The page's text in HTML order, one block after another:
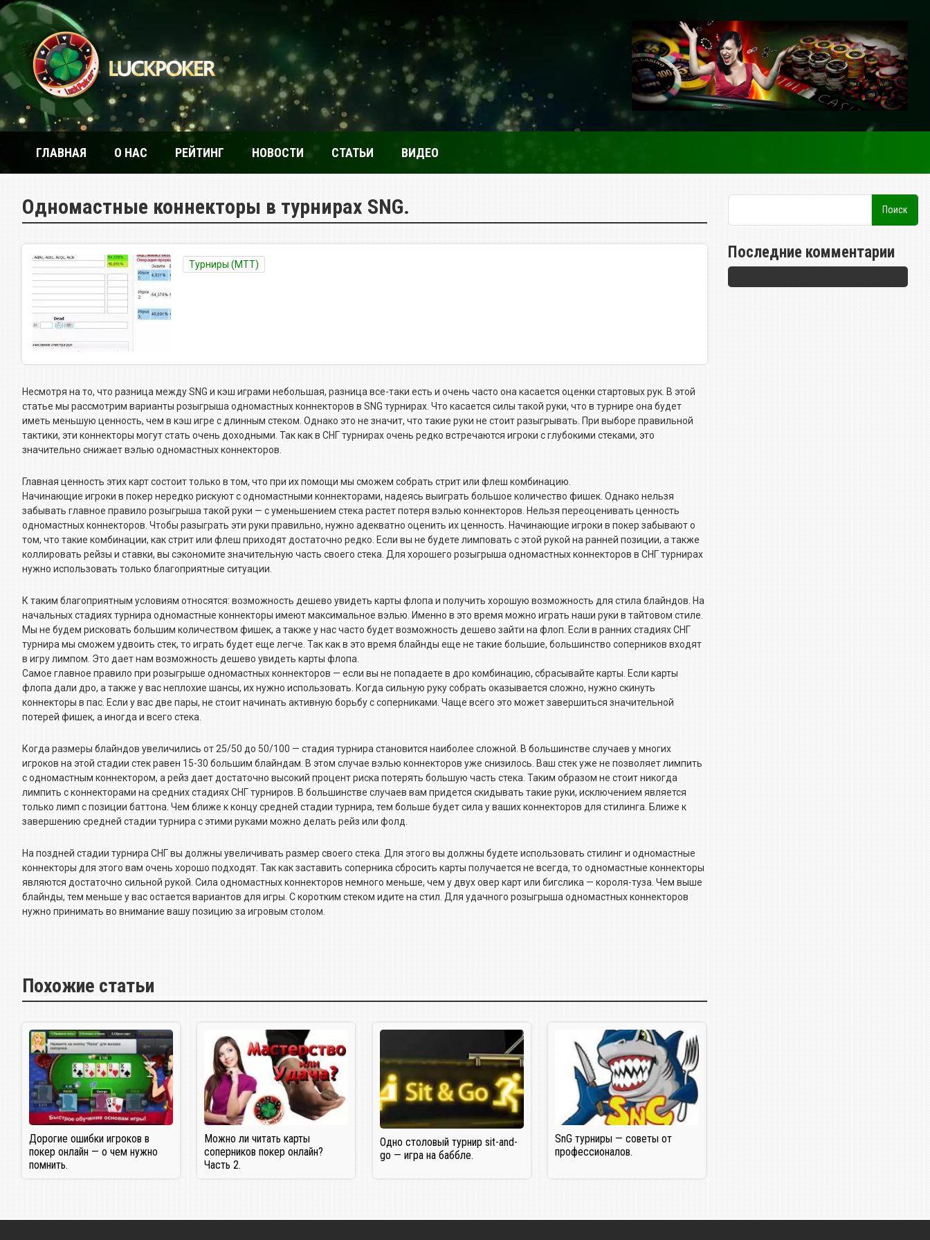
ГЛАВНАЯ О НАС РЕЙТИНГ НОВОСТИ СТАТЬИ ВИДЕО
Одномастные коннекторы в турнирах SNG.
Турниры (МТТ)
Несмотря на то, что разница между SNG и кэш играми небольшая, разница все-таки есть и очень часто она касается оценки стартовых рук. В этой
статье мы рассмотрим варианты розыгрыша одномастных коннекторов в SNG турнирах. Что касается силы такой руки, что в турнире она будет
иметь меньшую ценность, чем в кэш игре с длинным стеком. Однако это не значит, что такие руки не стоит разыгрывать. При выборе правильной
тактики, эти коннекторы могут стать очень доходными. Так как в СНГ турнирах очень редко встречаются игроки с глубокими стеками, это
значительно снижает вэлью одномастных коннекторов.
Главная ценность этих карт состоит только в том, что при их помощи мы сможем собрать стрит или флеш комбинацию.
Начинающие игроки в покер нередко рискуют с одномастными коннекторами, надеясь выиграть большое количество фишек. Однако нельзя
забывать главное правило розыгрыша такой руки — с уменьшением стека растет потеря вэлью коннекторов. Нельзя переоценивать ценность
одномастных коннекторов. Чтобы разыграть эти руки правильно, нужно адекватно оценить их ценность. Начинающие игроки в покер забывают о
том, что такие комбинации, как стрит или флеш приходят достаточно редко. Если вы не будете лимповать с этой рукой на ранней позиции, а также
коллировать рейзы и ставки, вы сэкономите значительную часть своего стека. Для хорошего розыгрыша одномастных коннекторов в СНГ турнирах
нужно использовать только благоприятные ситуации.
К таким благоприятным условиям относятся: возможность дешево увидеть карты флопа и получить хорошую возможность для стила блайндов. На
начальных стадиях турнира одномастные коннекторы имеют максимальное вэлью. Именно в это время можно играть наши руки в тайтовом стиле.
Мы не будем рисковать большим количеством фишек, а также у нас часто будет возможность дешево зайти на флоп. Если в ранних стадиях СНГ
турнира мы сможем удвоить стек, то играть будет еще легче. Так как в это время блайнды еще не такие большие, большинство соперников входят
в игру лимпом. Это дает нам возможность дешево увидеть карты флопа.
Самое главное правило при розыгрыше одномастных коннекторов — если вы не попадаете в дро комбинацию, сбрасывайте карты. Если карты
флопа дали дро, а также у вас неплохие шансы, их нужно использовать. Когда сильную руку собрать оказывается сложно, нужно скинуть
коннекторы в пас. Если у вас две пары, не стоит начинать активную борьбу с соперниками. Чаще всего это может завершиться значительной
потерей фишек, а иногда и всего стека.
Когда размеры блайндов увеличились от 25/50 до 50/100 — стадия турнира становится наиболее сложной. В большинстве случаев у многих
игроков на этой стадии стек равен 15-30 большим блайндам. В этом случае вэлью коннекторов уже снизилось. Ваш стек уже не позволяет лимпить
с одномастным коннектором, а рейз дает достаточно высокий процент риска потерять большую часть стека. Таким образом не стоит никогда
лимпить с коннекторами на средних стадиях СНГ турниров. В большинстве случаев вам придется скидывать такие руки, исключением является
только лимп с позиции баттона. Чем ближе к концу средней стадии турнира, тем больше будет сила у ваших коннекторов для стилинга. Ближе к
завершению средней стадии турнира с этими руками можно делать рейз или фолд.
На поздней стадии турнира СНГ вы должны увеличивать размер своего стека. Для этого вы должны будете использовать стилинг и одномастные
коннекторы для этого вам очень хорошо подходят. Так как заставить соперника сбросить карты получается не всегда, то одномастные коннекторы
являются достаточно сильной рукой. Сила одномастных коннекторов немного меньше, чем у двух овер карт или бигслика — короля-туза. Чем выше
блайнды, тем меньше у вас остается вариантов для игры. С коротким стеком идите на стил. Для удачного розыгрыша одномастных коннекторов
нужно принимать во внимание вашу позицию за игровым столом.
Похожие статьи
Дорогие ошибки игроков в
покер онлайн — о чем нужно
помнить.
Можно ли читать карты
соперников покер онлайн?
Часть 2.
Одно столовый турнир sit-and-
go — игра на баббле.
SnG турниры — советы от
профессионалов.
Последние комментарии